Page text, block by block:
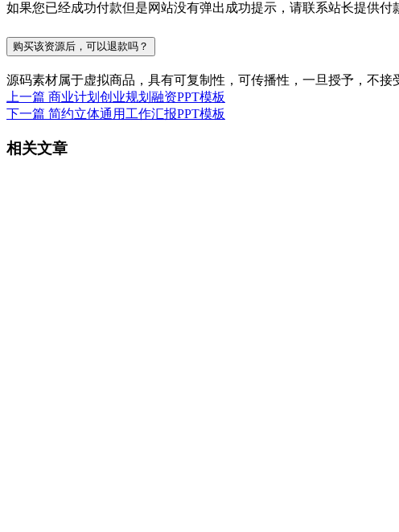
如果您已经成功付款但是网站没有弹出成功提示，请联系站长提供付
购买该资源后，可以退款吗？
源码素材属于虚拟商品，具有可复制性，可传播性，一旦授予，不
上一篇 商业计划创业规划融资PPT模板
下一篇 简约立体通用工作汇报PPT模板
相关文章